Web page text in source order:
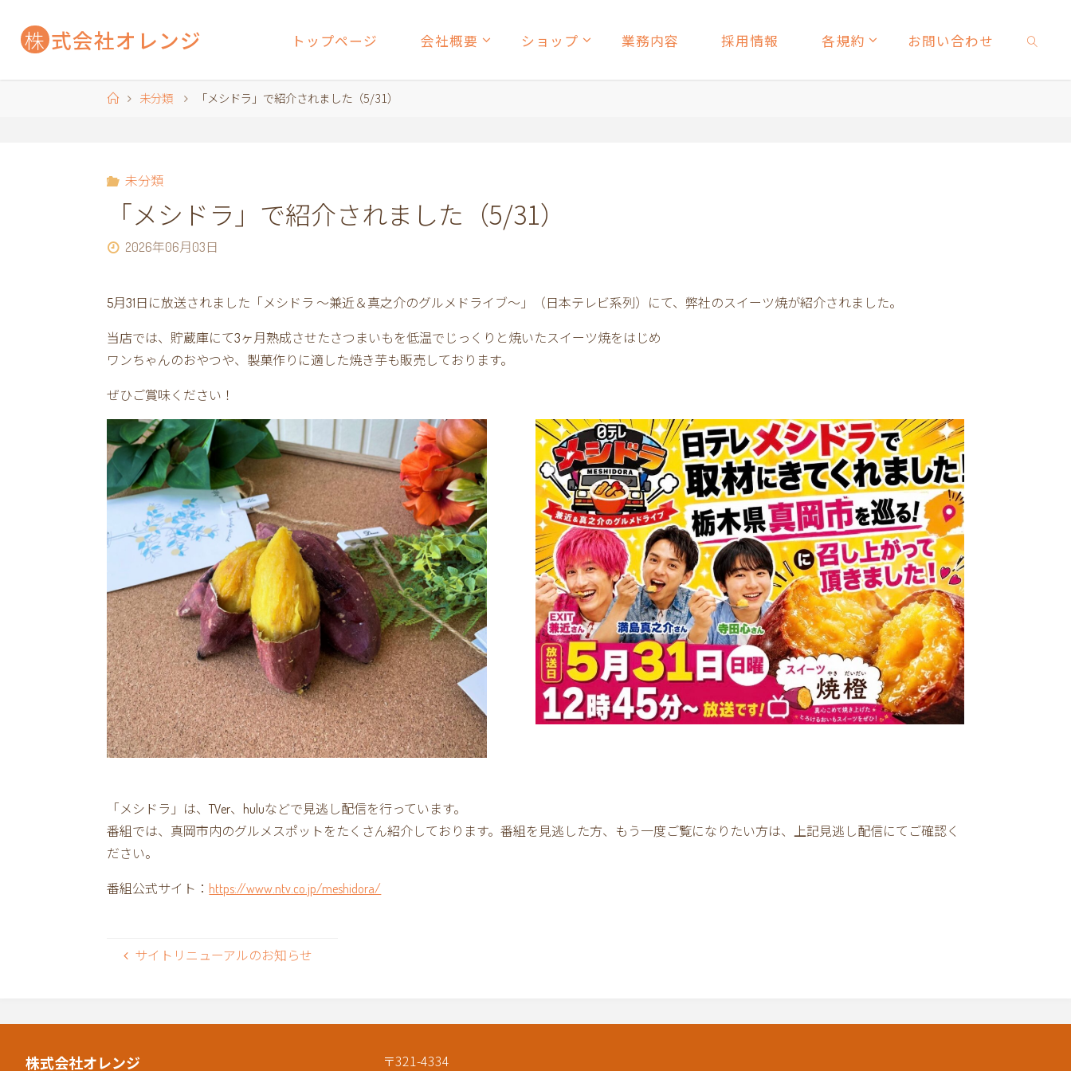
ン
株 式会社オ レンジ トップページ 会社概要 ショップ 業務内容 採用情報 各規約 お問い合わせ
ホ
未分類 「メシドラ」で紹介されました（5/31）
未分類
「メシドラ」で紹介されました（5/31）
2026年06月03日
5月31日に放送されました「メシドラ ～兼近＆真之介のグルメドライブ～」（日本テレビ系列）にて、弊社のスイーツ焼が紹介されました。
当店では、貯蔵庫にて3ヶ月熟成させたさつまいもを低温でじっくりと焼いたスイーツ焼をはじめ
ワンちゃんのおやつや、製菓作りに適した焼き芋も販売しております。
ぜひご賞味ください！
「メシドラ」は、TVer、huluなどで見逃し配信を行っています。
番組では、真岡市内のグルメスポットをたくさん紹介しております。番組を見逃した方、もう一度ご覧になりたい方は、上記見逃し配信にてご確認く
ださい。
番組公式サイト： https://www.ntv.co.jp/meshidora/
サイトリニューアルのお知らせ
株式会社オレンジ 〒321-4334